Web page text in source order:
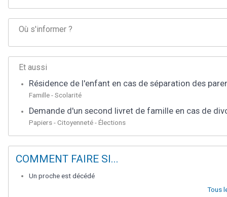
Où s'informer ?
Et aussi
Résidence de l'enfant en cas de séparation des
Famille - Scolarité
Demande d'un second livret de famille en cas de
Papiers - Citoyenneté - Élections
COMMENT FAIRE SI...
Un proche est décédé
Tous